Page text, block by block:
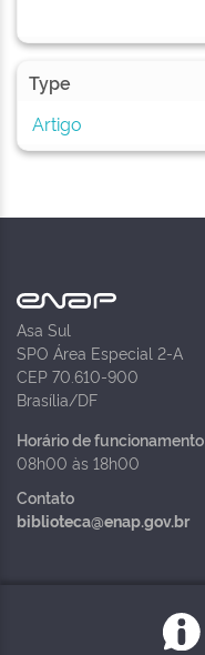
Type
Artigo
Asa Sul
SPO Área Especial 2-A
CEP 70.610-900
Brasília/DF
Horário de funcionamento
08h00 às 18h00
Contato
biblioteca@enap.gov.br